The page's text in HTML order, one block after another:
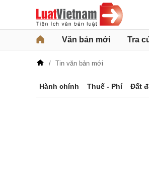
Văn bản mới Tra
Tin văn bản mới
Hành chính Thuế - Phí Đất